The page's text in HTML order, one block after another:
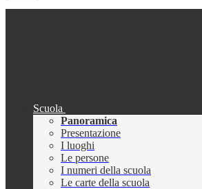
Scuola
Panoramica
Presentazione
I luoghi
Le persone
I numeri della scuola
Le carte della scuola